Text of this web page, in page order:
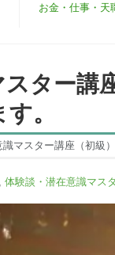
お金・仕事・天
スター
。
識マスター講座（初級
体験談・潜在意識マス